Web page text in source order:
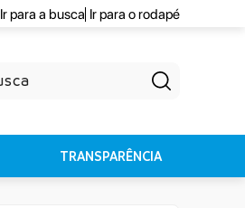
Ir para a busca Ir para o rodapé
TRANSPARÊNCIA